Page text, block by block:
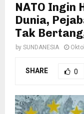
NATO Ingin
Dunia,
Tak
by SUNDANESIA
SHARE 0